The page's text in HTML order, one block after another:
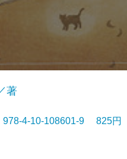
著
4-10-108601-9 825円